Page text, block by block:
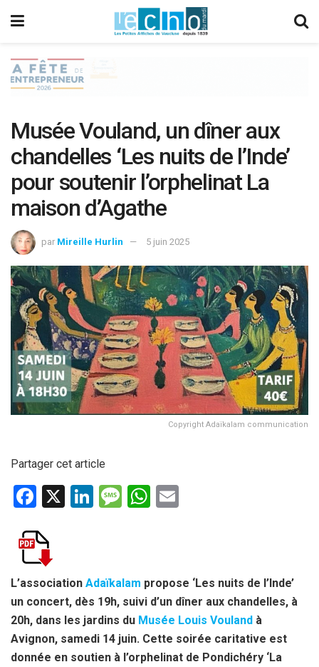
Musée Vouland, un dîner aux
chandelles ‘Les nuits de l’Inde’
pour soutenir l’orphelinat La
maison d’Agathe
par Mireille Hurlin 5 juin 2025
Copyright Adaïkalam communication
Partager cet article
F
ce
b
o
o
k
X
Li
n
M
g
e
W
A
p
p
L’association Adaïkalam propose ‘Les nuits de l’Inde’
un concert, dès 19h, suivi d’un dîner aux chandelles, à
20h, dans les jardins du Musée Louis Vouland à
Avignon, samedi 14 juin. Cette soirée caritative est
donnée en soutien à l’orphelinat de Pondichéry ‘La